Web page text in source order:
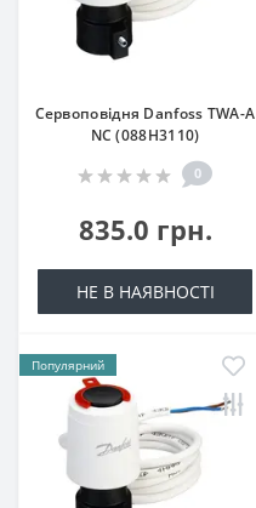
Сервоповідня Danfoss ТWA-A
NC (088H3110)
0
835.0 грн.
НЕ В НАЯВНОСТІ
Популярний